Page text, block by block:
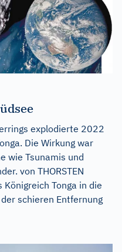
explodierte 2022
Die Wirkung war
wie Tsunamis und
von THORSTEN
Königreich Tonga in die
schieren Entfernung